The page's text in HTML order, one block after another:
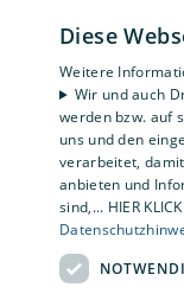
Impressum
AGB
Diese
Weitere
Wir und auch
werden bzw. auf
uns und den
verarbeitet,
anbieten und
sind,... HIER